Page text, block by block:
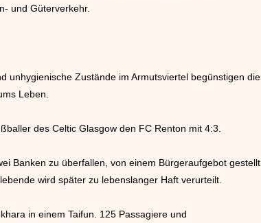
und Güterverkehr.
unhygienische Zustände im Armutsviertel begünstigen die
Leben.
des Celtic Glasgow den FC Renton mit 4:3.
Banken zu überfallen, von einem Bürgeraufgebot gestellt
wird später zu lebenslanger Haft verurteilt.
in einem Taifun. 125 Passagiere und